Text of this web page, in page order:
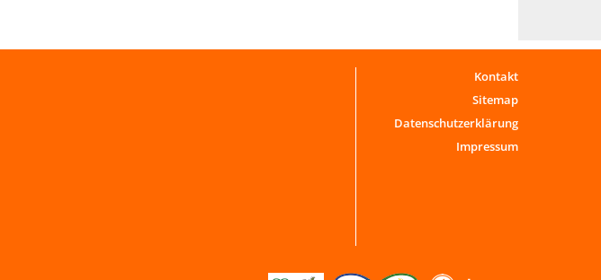
Kontakt
Sitemap
Datenschutzerklärung
Impressum